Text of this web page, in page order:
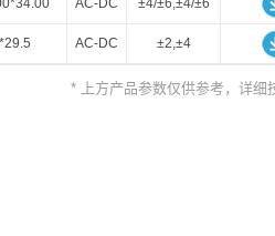
AC-DC ±4/±6,±4/±6
AC-DC ±2,±4
* 上方产品参数仅供参考，详细